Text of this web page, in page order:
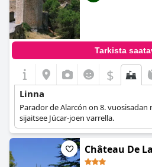
Tarkista
$
Linna
Parador de Alarcón on 8. vuosisadan
sijaitsee Júcar-joen varrella.
Château De